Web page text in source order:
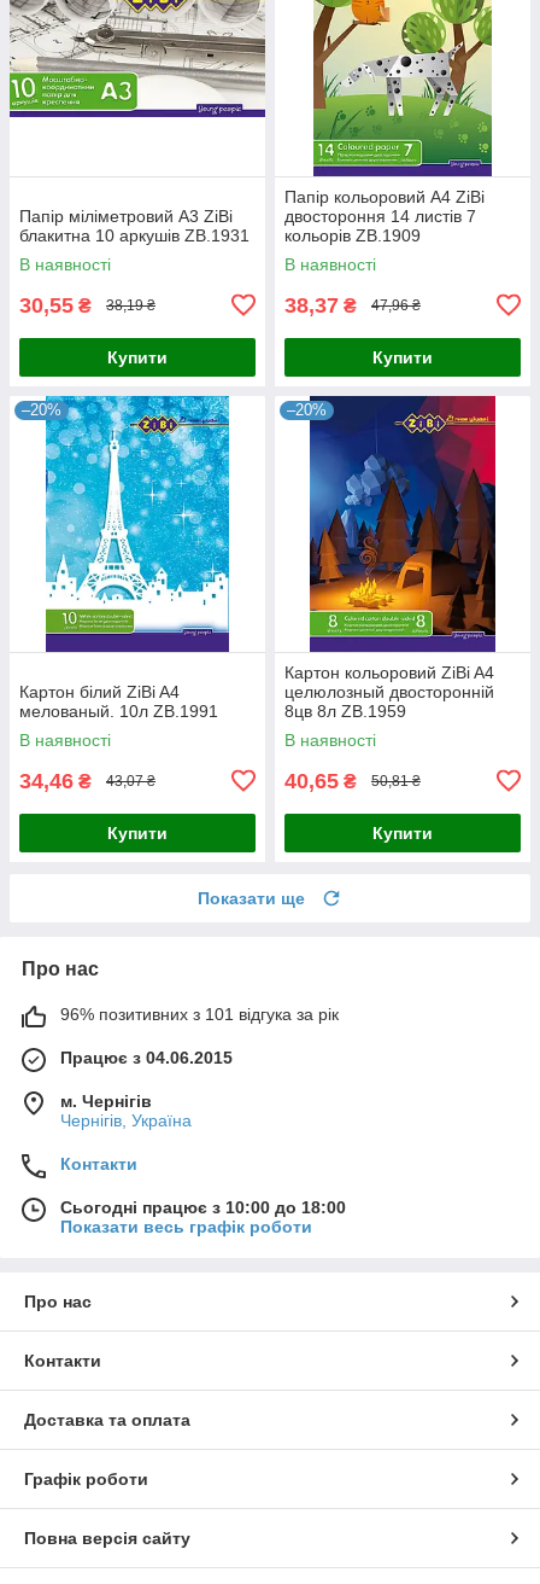
Папір міліметровий А3 ZiBi
блакитна 10 аркушів ZB.1931
В наявності
30,55 ₴ 38,19 ₴
Купити
Папір кольоровий А4 ZiBi
двостороння 14 листів 7
кольорів ZB.1909
В наявності
38,37 ₴ 47,96 ₴
Купити
–20%
Картон білий ZiBi A4
мелованый. 10л ZB.1991
В наявності
34,46 ₴ 43,07 ₴
Купити
–20%
Картон кольоровий ZiBi A4
целюлозный двосторонній
8цв 8л ZB.1959
В наявності
40,65 ₴ 50,81 ₴
Купити
Показати ще
Про нас
96% позитивних з 101 відгука за рік
Працює з 04.06.2015
м. Чернігів
Чернігів, Україна
Контакти
Сьогодні працює з 10:00 до 18:00
Показати весь графік роботи
Про нас
Контакти
Доставка та оплата
Графік роботи
Повна версія сайту